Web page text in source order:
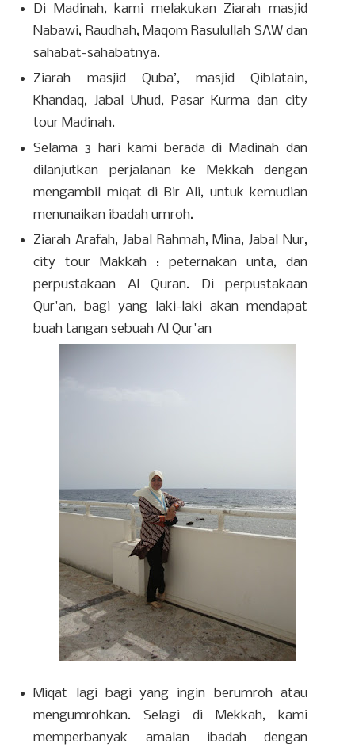
Di Madinah, kami melakukan Ziarah masjid
Nabawi, Raudhah, Maqom Rasulullah SAW dan
sahabat-sahabatnya.
Ziarah masjid Quba’, masjid Qiblatain,
Khandaq, Jabal Uhud, Pasar Kurma dan city
tour Madinah.
Selama 3 hari kami berada di Madinah dan
dilanjutkan perjalanan ke Mekkah dengan
mengambil miqat di Bir Ali, untuk kemudian
menunaikan ibadah umroh.
Ziarah Arafah, Jabal Rahmah, Mina, Jabal Nur,
city tour Makkah : peternakan unta, dan
perpustakaan Al Quran. Di perpustakaan
Qur'an, bagi yang laki-laki akan mendapat
buah tangan sebuah Al Qur'an
Miqat lagi bagi yang ingin berumroh atau
mengumrohkan. Selagi di Mekkah, kami
memperbanyak amalan ibadah dengan